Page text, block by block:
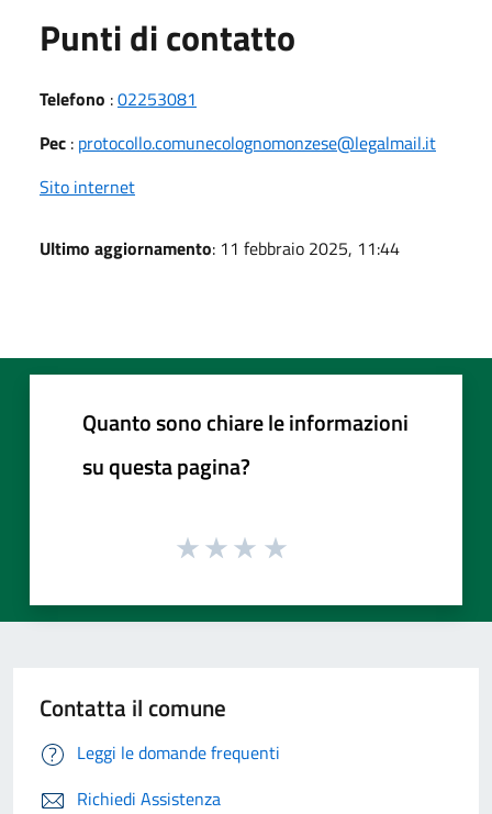
Punti di contatto
Telefono :02253081
Pec : protocollo.comunecolognomonzese@legalmail.it
Sito internet
Ultimo aggiornamento: 11 febbraio 2025, 11:44
Quanto sono chiare le informazioni
su questa pagina?
Contatta il comune
Leggi le domande frequenti
Richiedi Assistenza